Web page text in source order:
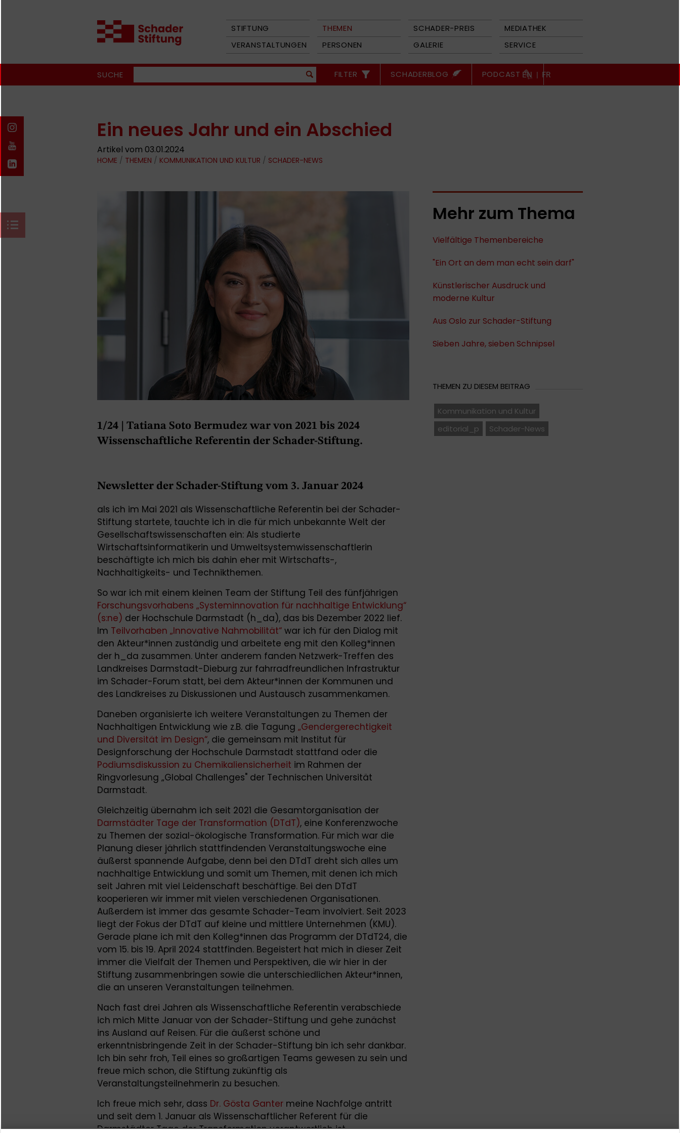
STIFTUNG THEMEN SCHADER-PREIS
MEDIATHEK
VERANSTALTUNGEN
PERSONEN GALERIE SERVICE
SUCHE FILTER SCHADERBLOG PODCAST EN | FR
Ein neues Jahr und ein Abschied
Artikel vom 03.01.2024
HOME / THEMEN / KOMMUNIKATION UND KULTUR / SCHADER-NEWS
1/24 | Tatiana Soto Bermudez war von 2021 bis 2024
Wissenschaftliche Referentin der Schader-Stiftung.
Newsletter der Schader-Stiftung vom 3. Januar 2024
als ich im Mai 2021 als Wissenschaftliche Referentin bei der Schader-
Stiftung startete, tauchte ich in die für mich unbekannte Welt der
Gesellschaftswissenschaften ein: Als studierte
Wirtschaftsinformatikerin und Umweltsystemwissenschaftlerin
beschäftigte ich mich bis dahin eher mit Wirtschafts-,
Nachhaltigkeits- und Technikthemen.
So war ich mit einem kleinen Team der Stiftung Teil des fünfjährigen
Forschungsvorhabens „Systeminnovation für nachhaltige Entwicklung“
(s:ne) der Hochschule Darmstadt (h_da), das bis Dezember 2022 lief.
Im Teilvorhaben „Innovative Nahmobilität“ war ich für den Dialog mit
den Akteur*innen zuständig und arbeitete eng mit den Kolleg*innen
der h_da zusammen. Unter anderem fanden Netzwerk-Treffen des
Landkreises Darmstadt-Dieburg zur fahrradfreundlichen Infrastruktur
im Schader-Forum statt, bei dem Akteur*innen der Kommunen und
des Landkreises zu Diskussionen und Austausch zusammenkamen.
Daneben organisierte ich weitere Veranstaltungen zu Themen der
Nachhaltigen Entwicklung wie z.B. die Tagung „Gendergerechtigkeit
und Diversität im Design“, die gemeinsam mit Institut für
Designforschung der Hochschule Darmstadt stattfand oder die
Podiumsdiskussion zu Chemikaliensicherheit im Rahmen der
Ringvorlesung „Global Challenges" der Technischen Universität
Darmstadt.
Gleichzeitig übernahm ich seit 2021 die Gesamtorganisation der
Darmstädter Tage der Transformation (DTdT), eine Konferenzwoche
zu Themen der sozial-ökologische Transformation. Für mich war die
Planung dieser jährlich stattfindenden Veranstaltungswoche eine
äußerst spannende Aufgabe, denn bei den DTdT dreht sich alles um
nachhaltige Entwicklung und somit um Themen, mit denen ich mich
seit Jahren mit viel Leidenschaft beschäftige. Bei den DTdT
kooperieren wir immer mit vielen verschiedenen Organisationen.
Außerdem ist immer das gesamte Schader-Team involviert. Seit 2023
liegt der Fokus der DTdT auf kleine und mittlere Unternehmen (KMU).
Gerade plane ich mit den Kolleg*innen das Programm der DTdT24, die
vom 15. bis 19. April 2024 stattfinden. Begeistert hat mich in dieser Zeit
immer die Vielfalt der Themen und Perspektiven, die wir hier in der
Stiftung zusammenbringen sowie die unterschiedlichen Akteur*innen,
die an unseren Veranstaltungen teilnehmen.
Nach fast drei Jahren als Wissenschaftliche Referentin verabschiede
ich mich Mitte Januar von der Schader-Stiftung und gehe zunächst
ins Ausland auf Reisen. Für die äußerst schöne und
erkenntnisbringende Zeit in der Schader-Stiftung bin ich sehr dankbar.
Ich bin sehr froh, Teil eines so großartigen Teams gewesen zu sein und
freue mich schon, die Stiftung zukünftig als
Veranstaltungsteilnehmerin zu besuchen.
Ich freue mich sehr, dass Dr. Gösta Ganter meine Nachfolge antritt
und seit dem 1. Januar als Wissenschaftlicher Referent für die
Darmstädter Tage der Transformation verantwortlich ist.
Mehr zum Thema
Vielfältige Themenbereiche
"Ein Ort an dem man echt sein darf"
Künstlerischer Ausdruck und
moderne Kultur
Aus Oslo zur Schader-Stiftung
Sieben Jahre, sieben Schnipsel
THEMEN ZU DIESEM BEITRAG
Kommunikation und Kultur
editorial_p
Schader-News